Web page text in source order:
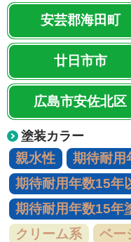
安芸郡海田町
廿日市市
広島市安佐北区
塗装カラー
親水性 期待耐用
期待耐用年数15年
期待耐用年数15年
クリーム系
ベー